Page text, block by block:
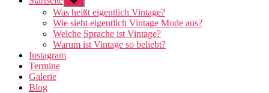
anzeigen
Was heißt eigentlich Vintage?
Wie sieht eigentlich Vintage Mode aus?
Welche Sprache ist Vintage?
Warum ist Vintage so beliebt?
Instagram
Termine
Galerie
Blog